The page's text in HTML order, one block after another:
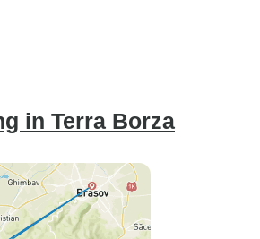
in Terra Borza